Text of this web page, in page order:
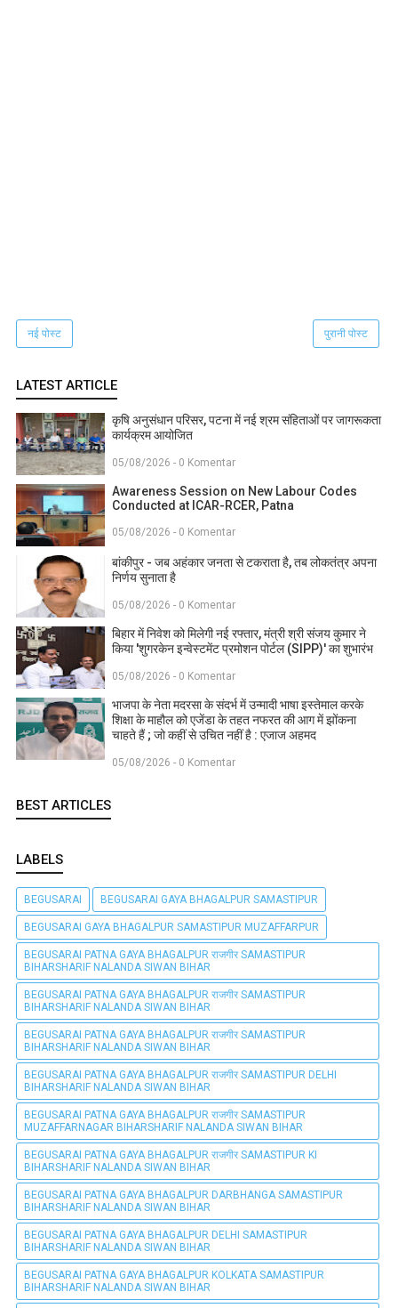
नई पोस्ट पुरानी पोस्ट
LATEST ARTICLE
कृषि अनुसंधान परिसर, पटना में नई श्रम संहिताओं पर जागरूकता
कार्यक्रम आयोजित
05/08/2026 - 0 Komentar
Awareness Session on New Labour Codes
Conducted at ICAR-RCER, Patna
05/08/2026 - 0 Komentar
बांकीपुर - जब अहंकार जनता से टकराता है, तब लोकतंत्र अपना
निर्णय सुनाता है
05/08/2026 - 0 Komentar
बिहार में निवेश को मिलेगी नई रफ्तार, मंत्री श्री संजय कुमार ने
किया 'शुगरकेन इन्वेस्टमेंट प्रमोशन पोर्टल (SIPP)' का शुभारंभ
05/08/2026 - 0 Komentar
भाजपा के नेता मदरसा के संदर्भ में उन्मादी भाषा इस्तेमाल करके
शिक्षा के माहौल को एजेंडा के तहत नफरत की आग में झोंकना
चाहते हैं ; जो कहीं से उचित नहीं है : एजाज अहमद
05/08/2026 - 0 Komentar
BEST ARTICLES
LABELS
BEGUSARAI BEGUSARAI GAYA BHAGALPUR SAMASTIPUR
BEGUSARAI GAYA BHAGALPUR SAMASTIPUR MUZAFFARPUR
BEGUSARAI PATNA GAYA BHAGALPUR राजगीर SAMASTIPUR
BIHARSHARIF NALANDA SIWAN BIHAR
BEGUSARAI PATNA GAYA BHAGALPUR राजगीर SAMASTIPUR
BIHARSHARIF NALANDA SIWAN BIHAR
BEGUSARAI PATNA GAYA BHAGALPUR राजगीर SAMASTIPUR
BIHARSHARIF NALANDA SIWAN BIHAR
BEGUSARAI PATNA GAYA BHAGALPUR राजगीर SAMASTIPUR DELHI
BIHARSHARIF NALANDA SIWAN BIHAR
BEGUSARAI PATNA GAYA BHAGALPUR राजगीर SAMASTIPUR
MUZAFFARNAGAR BIHARSHARIF NALANDA SIWAN BIHAR
BEGUSARAI PATNA GAYA BHAGALPUR राजगीर SAMASTIPUR KI
BIHARSHARIF NALANDA SIWAN BIHAR
BEGUSARAI PATNA GAYA BHAGALPUR DARBHANGA SAMASTIPUR
BIHARSHARIF NALANDA SIWAN BIHAR
BEGUSARAI PATNA GAYA BHAGALPUR DELHI SAMASTIPUR
BIHARSHARIF NALANDA SIWAN BIHAR
BEGUSARAI PATNA GAYA BHAGALPUR KOLKATA SAMASTIPUR
BIHARSHARIF NALANDA SIWAN BIHAR